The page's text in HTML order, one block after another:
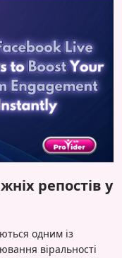
репостів у
одним із
віральності